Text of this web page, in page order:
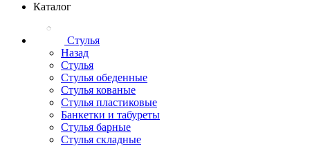
Каталог
Стулья
Назад
Стулья
Стулья обеденные
Стулья кованые
Стулья пластиковые
Банкетки и табуреты
Стулья барные
Стулья складные